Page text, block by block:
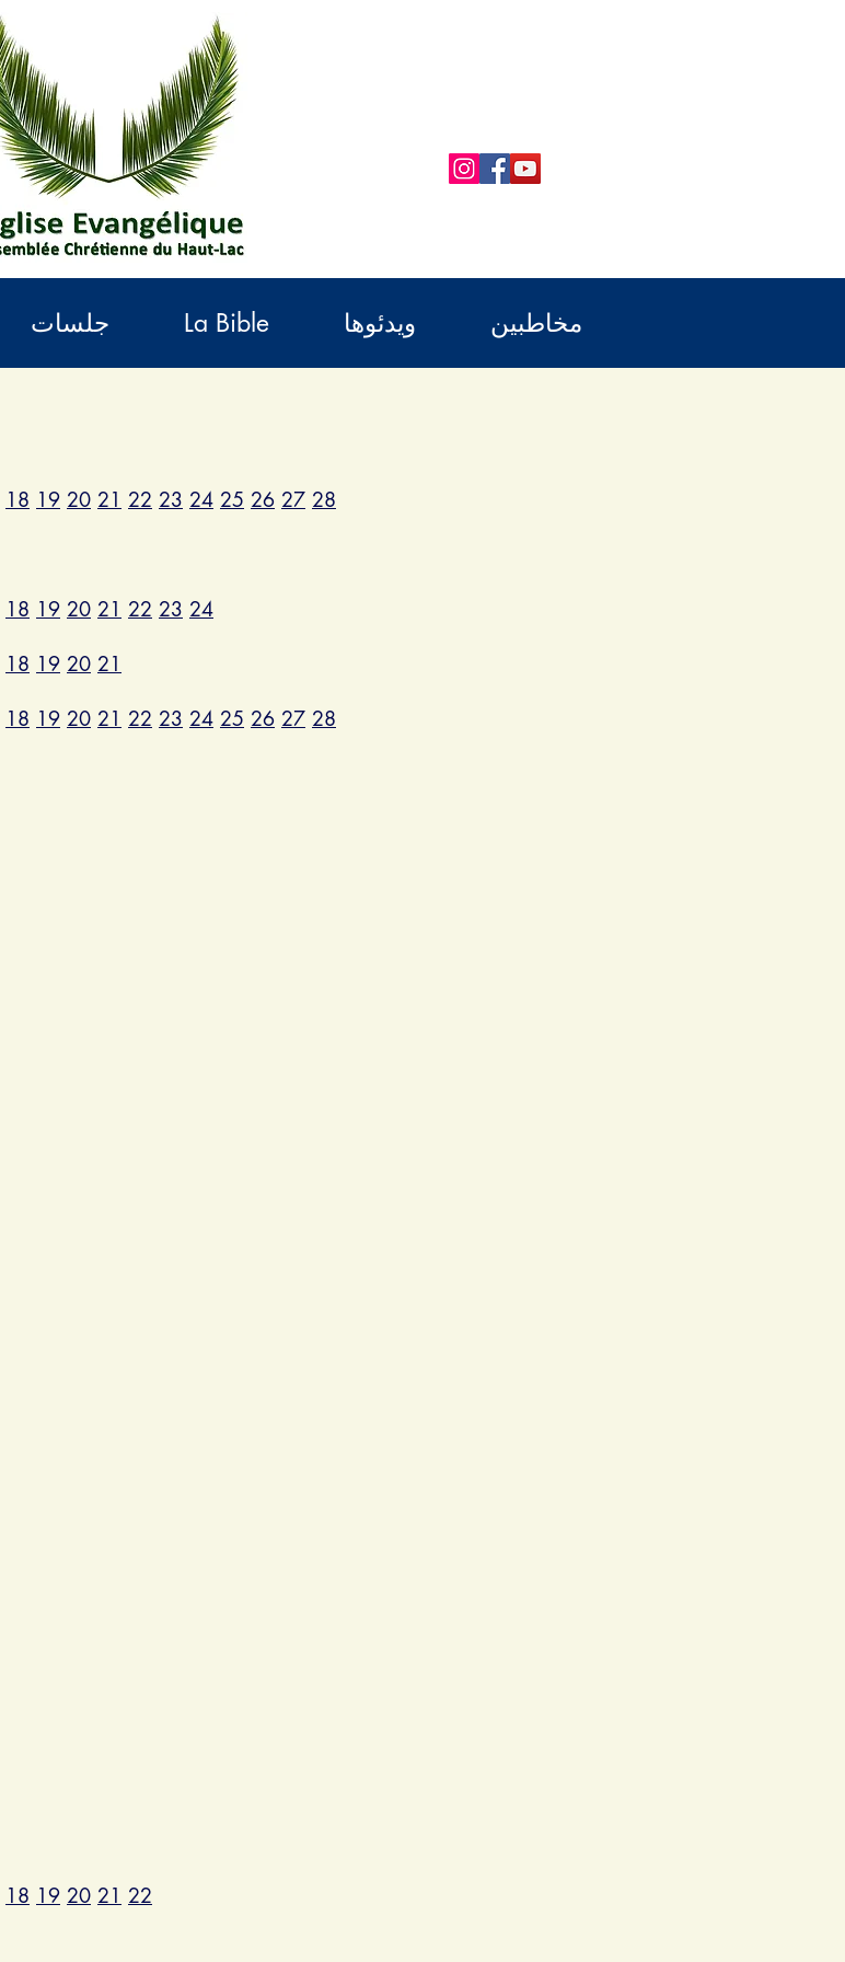
جلسات La Bible ویدئوها مخاطبین
18 19 20 21 22 23 24 25 26 27 28
18 19 20 21 22 23 24
18 19 20 21
18 19 20 21 22 23 24 25 26 27 28
18 19 20 21 22